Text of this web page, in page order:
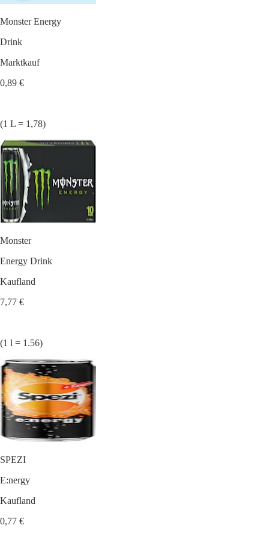
Monster Energy
Drink
Marktkauf
0,89 €
(1 L = 1,78)
Monster
Energy Drink
Kaufland
7,77 €
(1 l = 1.56)
SPEZI
E:nergy
Kaufland
0,77 €